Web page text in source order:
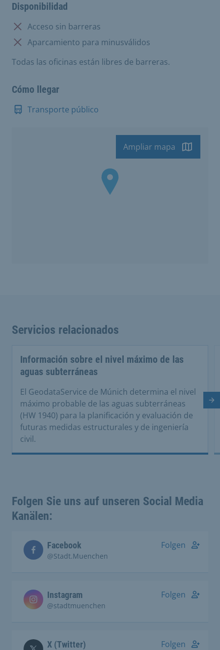
Disponibilidad
No disponible:
Acceso sin barreras
No disponible:
Aparcamiento para minusválidos
Todas las oficinas están libres de barreras.
Cómo llegar
Transporte público
Ampliar mapa
Servicios relacionados
Información sobre el nivel máximo de las
aguas subterráneas
El GeodataService de Múnich determina el nivel
máximo probable de las aguas subterráneas
(HW 1940) para la planificación y evaluación de
futuras medidas estructurales y de ingeniería
civil.
Folgen Sie uns auf unseren Social Media
Kanälen:
Facebook
@Stadt.Muenchen
Folgen
Instagram
@stadtmuenchen
Folgen
X (Twitter) Folgen